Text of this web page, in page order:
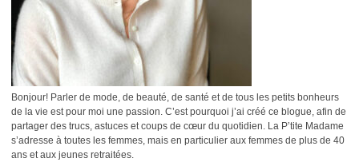
Bonjour! Parler de mode, de beauté, de santé et de tous les petits bonheurs
de la vie est pour moi une passion. C’est pourquoi j’ai créé ce blogue, afin de
partager des trucs, astuces et coups de cœur du quotidien. La P’tite Madame
s’adresse à toutes les femmes, mais en particulier aux femmes de plus de 40
ans et aux jeunes retraitées.